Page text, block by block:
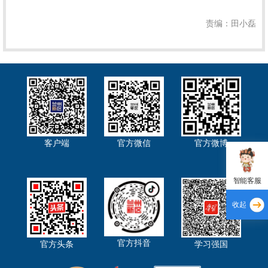
责编：田小磊
智能客服
收起
客户端 官方微信 官方微博
官方头条 官方抖音 学习强国